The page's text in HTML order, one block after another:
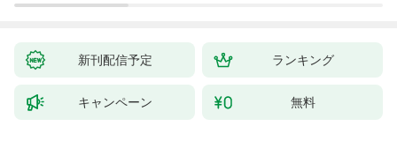
新刊配信予定 ランキング
キャンペーン 無料